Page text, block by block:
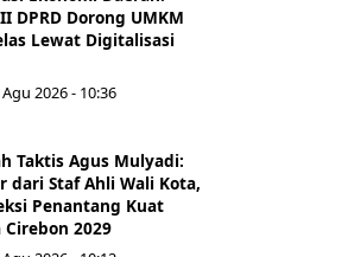
DPRD Dorong UMKM
Lewat Digitalisasi
2026 - 10:36
Taktis Agus Mulyadi:
dari Staf Ahli Wali Kota,
Penantang Kuat
Cirebon 2029